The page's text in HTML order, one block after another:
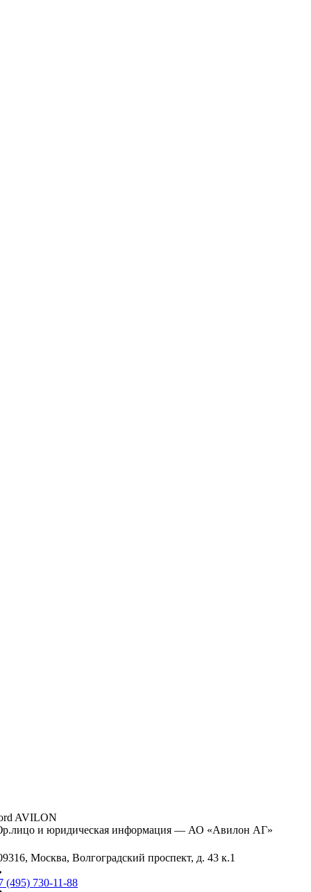
AVILON
и юридическая информация — АО «Авилон АГ»
Москва, Волгоградский проспект, д. 43 к.1
(495) 730-11-88